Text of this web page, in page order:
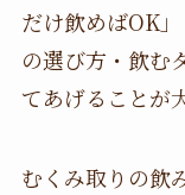
だけ飲めばOK
の選び方・飲む
てあげることが
むくみ取りの飲